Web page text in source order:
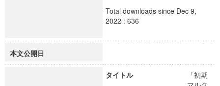
Total downloads since Dec 9,
2022 : 636
本文公開日
タイトル
「初期